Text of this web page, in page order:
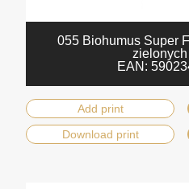
055 Biohumus Super
zielonych
EAN:
Add print
Download print